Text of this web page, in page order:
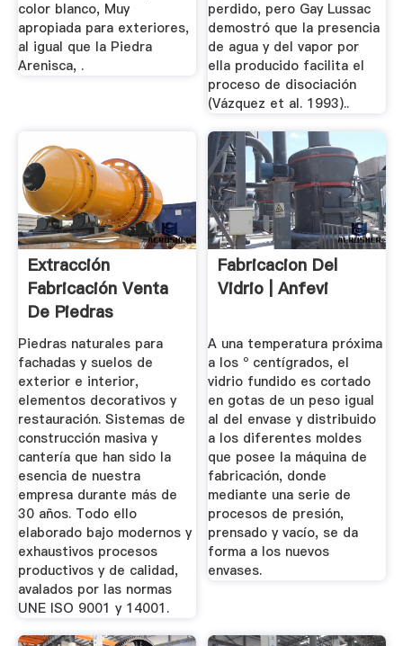
color blanco, Muy
apropiada para exteriores,
al igual que la Piedra
Arenisca, .
perdido, pero Gay Lussac
demostró que la presencia
de agua y del vapor por
ella producido facilita el
proceso de disociación
(Vázquez et al. 1993)..
Extracción
Fabricación Venta
De Piedras
Naturales ...
Piedras naturales para
fachadas y suelos de
exterior e interior,
elementos decorativos y
restauración. Sistemas de
construcción masiva y
cantería que han sido la
esencia de nuestra
empresa durante más de
30 años. Todo ello
elaborado bajo modernos y
exhaustivos procesos
productivos y de calidad,
avalados por las normas
UNE ISO 9001 y 14001.
Fabricacion Del
Vidrio | Anfevi
A una temperatura próxima
a los º centígrados, el
vidrio fundido es cortado
en gotas de un peso igual
al del envase y distribuido
a los diferentes moldes
que posee la máquina de
fabricación, donde
mediante una serie de
procesos de presión,
prensado y vacío, se da
forma a los nuevos
envases.